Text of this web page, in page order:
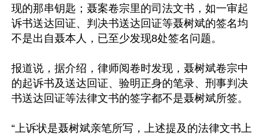
现的那串钥匙；聂案卷宗里的司法文书，如一审起
诉书送达回证、判决书送达回证等聂树斌的签名均
不是出自聂本人，已至少发现8处签名问题。
报道说，据介绍，律师阅卷时发现，聂树斌卷宗中
的起诉书及送达回证、验明正身的笔录、刑事判决
书送达回证等法律文书的签字都不是聂树斌所签。
“上诉状是聂树斌亲笔所写，上述提及的法律文书上